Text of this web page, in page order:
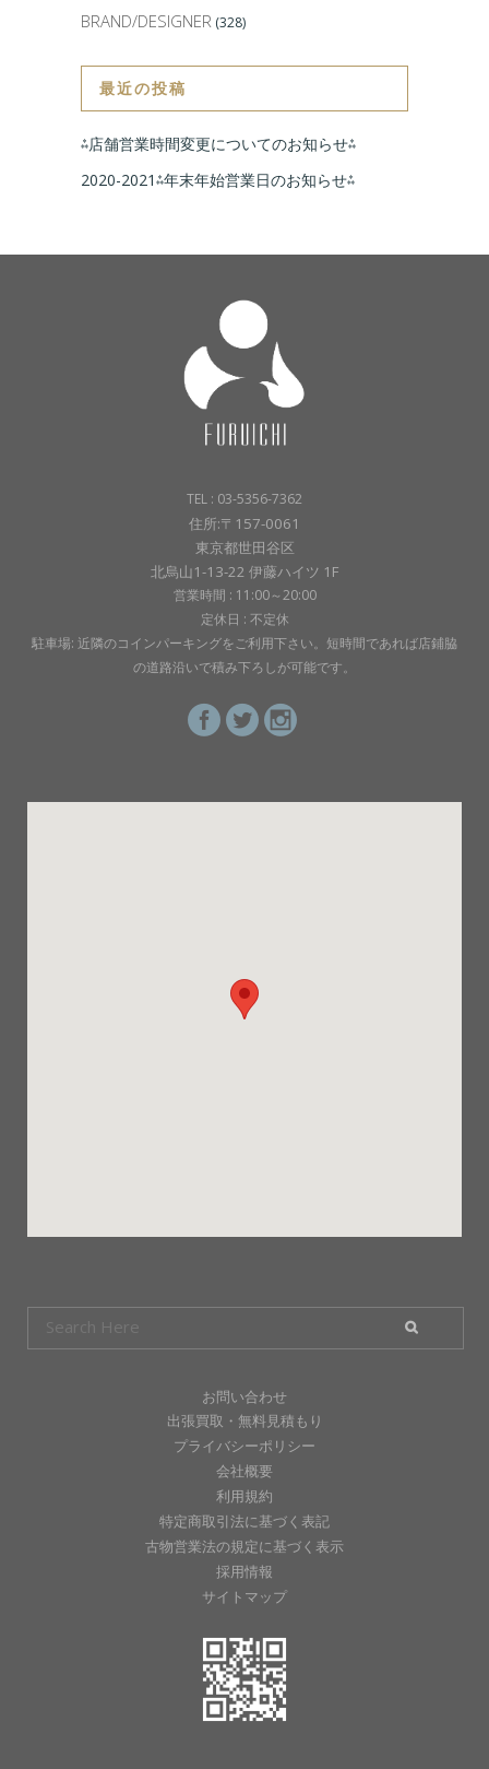
BRAND/DESIGNER (328)
最近の投稿
⁂店舗営業時間変更についてのお知らせ⁂
2020-2021⁂年末年始営業日のお知らせ⁂
TEL : 03-5356-7362
住所:〒157-0061
東京都世田谷区
北烏山1-13-22 伊藤ハイツ 1F
営業時間 : 11:00～20:00
定休日 : 不定休
駐車場: 近隣のコインパーキングをご利用下さい。短時間であれば店鋪脇
の道路沿いで積み下ろしが可能です。
お問い合わせ
出張買取・無料見積もり
プライバシーポリシー
会社概要
利用規約
特定商取引法に基づく表記
古物営業法の規定に基づく表示
採用情報
サイトマップ